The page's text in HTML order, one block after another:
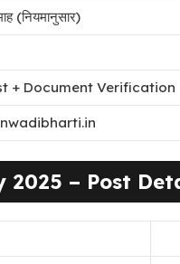
(नियमानुसार)
+ Document Verification
2025 – Post